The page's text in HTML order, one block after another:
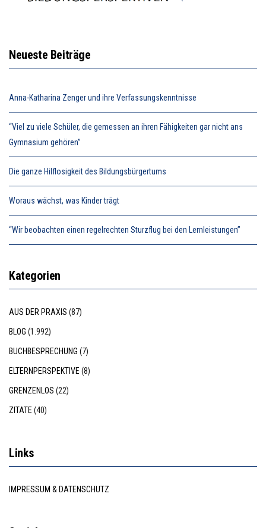
Neueste Beiträge
Anna-Katharina Zenger und ihre Verfassungskenntnisse
“Viel zu viele Schüler, die gemessen an ihren Fähigkeiten gar nicht ans
Gymnasium gehören”
Die ganze Hilflosigkeit des Bildungsbürgertums
Woraus wächst, was Kinder trägt
“Wir beobachten einen regelrechten Sturzflug bei den Lernleistungen”
Kategorien
AUS DER PRAXIS (87)
BLOG (1.992)
BUCHBESPRECHUNG (7)
ELTERNPERSPEKTIVE (8)
GRENZENLOS (22)
ZITATE (40)
Links
IMPRESSUM & DATENSCHUTZ